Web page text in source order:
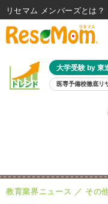
大学受験 by 東
医専予備校徹底リ
8
教育業界ニュース その
リセマム メンバーズ